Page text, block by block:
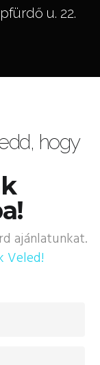
u. 22.
hogy
ajánlatunkat.
Veled!